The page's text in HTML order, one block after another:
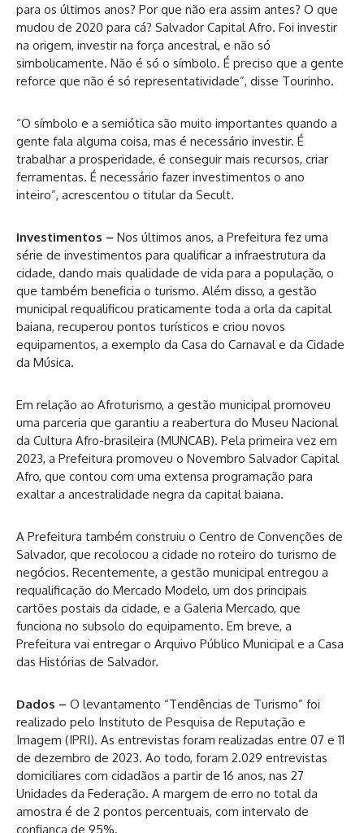
para os últimos anos? Por que não era assim antes? O que
mudou de 2020 para cá? Salvador Capital Afro. Foi investir
na origem, investir na força ancestral, e não só
simbolicamente. Não é só o símbolo. É preciso que a gente
reforce que não é só representatividade”, disse Tourinho.
“O símbolo e a semiótica são muito importantes quando a
gente fala alguma coisa, mas é necessário investir. É
trabalhar a prosperidade, é conseguir mais recursos, criar
ferramentas. É necessário fazer investimentos o ano
inteiro”, acrescentou o titular da Secult.
Investimentos – Nos últimos anos, a Prefeitura fez uma
série de investimentos para qualificar a infraestrutura da
cidade, dando mais qualidade de vida para a população, o
que também beneficia o turismo. Além disso, a gestão
municipal requalificou praticamente toda a orla da capital
baiana, recuperou pontos turísticos e criou novos
equipamentos, a exemplo da Casa do Carnaval e da Cidade
da Música.
Em relação ao Afroturismo, a gestão municipal promoveu
uma parceria que garantiu a reabertura do Museu Nacional
da Cultura Afro-brasileira (MUNCAB). Pela primeira vez em
2023, a Prefeitura promoveu o Novembro Salvador Capital
Afro, que contou com uma extensa programação para
exaltar a ancestralidade negra da capital baiana.
A Prefeitura também construiu o Centro de Convenções de
Salvador, que recolocou a cidade no roteiro do turismo de
negócios. Recentemente, a gestão municipal entregou a
requalificação do Mercado Modelo, um dos principais
cartões postais da cidade, e a Galeria Mercado, que
funciona no subsolo do equipamento. Em breve, a
Prefeitura vai entregar o Arquivo Público Municipal e a Casa
das Histórias de Salvador.
Dados – O levantamento “Tendências de Turismo” foi
realizado pelo Instituto de Pesquisa de Reputação e
Imagem (IPRI). As entrevistas foram realizadas entre 07 e 11
de dezembro de 2023. Ao todo, foram 2.029 entrevistas
domiciliares com cidadãos a partir de 16 anos, nas 27
Unidades da Federação. A margem de erro no total da
amostra é de 2 pontos percentuais, com intervalo de
confiança de 95%.